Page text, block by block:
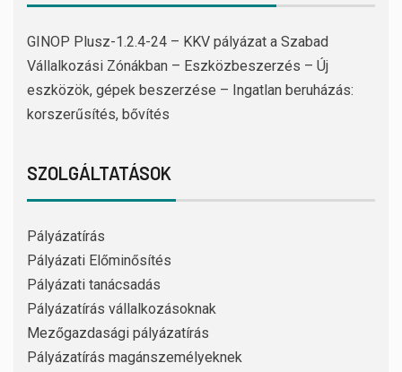
GINOP Plusz-1.2.4-24 – KKV pályázat a Szabad
Vállalkozási Zónákban – Eszközbeszerzés – Új
eszközök, gépek beszerzése – Ingatlan beruházás:
korszerűsítés, bővítés
SZOLGÁLTATÁSOK
Pályázatírás
Pályázati Előminősítés
Pályázati tanácsadás
Pályázatírás vállalkozásoknak
Mezőgazdasági pályázatírás
Pályázatírás magánszemélyeknek